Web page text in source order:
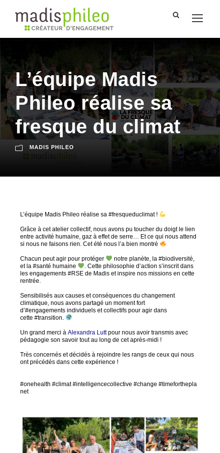
L’équipe Madis
Phileo réalise sa
fresque du climat
MADIS PHILEO
L’équipe Madis Phileo réalise sa #fresqueduclimat !
Grâce à cet atelier collectif, nous avons pu toucher du doigt le lien
entre activité humaine, gaz à effet de serre… Et ce qui nous attend
si nous ne faisons rien. Cet été nous l’a bien montré
Chacun peut agir pour protéger
notre planète, la #biodiversité,
et la #santé humaine
. Cette philosophie d’action s’inscrit dans
les engagements #RSE de Madis et inspire nos missions en cette
rentrée.
Sensibilisés aux causes et conséquences du changement
climatique, nous avons partagé un moment fort
d’#engagements individuels et collectifs pour agir dans
cette #transition.
Un grand merci à Alexandra Lutt pour nous avoir transmis avec
pédagogie son savoir tout au long de cet après-midi !
Très concernés et décidés à rejoindre les rangs de ceux qui nous
ont précédés dans cette expérience !
#onehealth #climat #intelligencecollective #change #timeforthepla
net